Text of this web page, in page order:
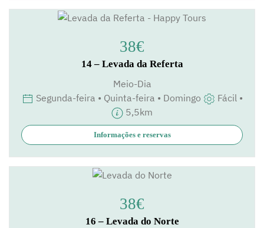
38€
14 – Levada da Referta
Meio-Dia
Segunda-feira • Quinta-feira • Domingo
Fácil •
5,5km
Informações e reservas
38€
16 – Levada do Norte